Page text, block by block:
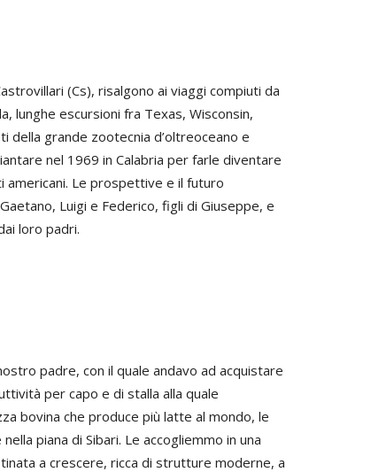
(Cs), risalgono ai viaggi compiuti da
lunghe escursioni fra Texas, Wisconsin,
grande zootecnia d’oltreoceano e
nel 1969 in Calabria per farle diventare
americani. Le prospettive e il futuro
Luigi e Federico, figli di Giuseppe, e
loro padri.
padre, con il quale andavo ad acquistare
per capo e di stalla alla quale
bovina che produce più latte al mondo, le
piana di Sibari. Le accogliemmo in una
a crescere, ricca di strutture moderne, a